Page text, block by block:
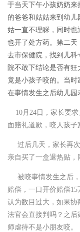
于当天下午小孩奶奶
的爸爸和姑姑来到幼
姑一直不理睬，同时
也开了处方药。第二
去市保健院，找到儿
院不敢下结论是否有
竟是小孩子咬的。当
在事情发生之后幼儿
10月24日，家长要求
面赔礼道歉，咬人孩子
过后几天，家长再次
亲自买了一盒退热贴，
被咬事情发生之后，
赔偿，一口开价赔偿
认为数目过大，如果
法官会直接判吗？之
师虐待不是小朋友咬。